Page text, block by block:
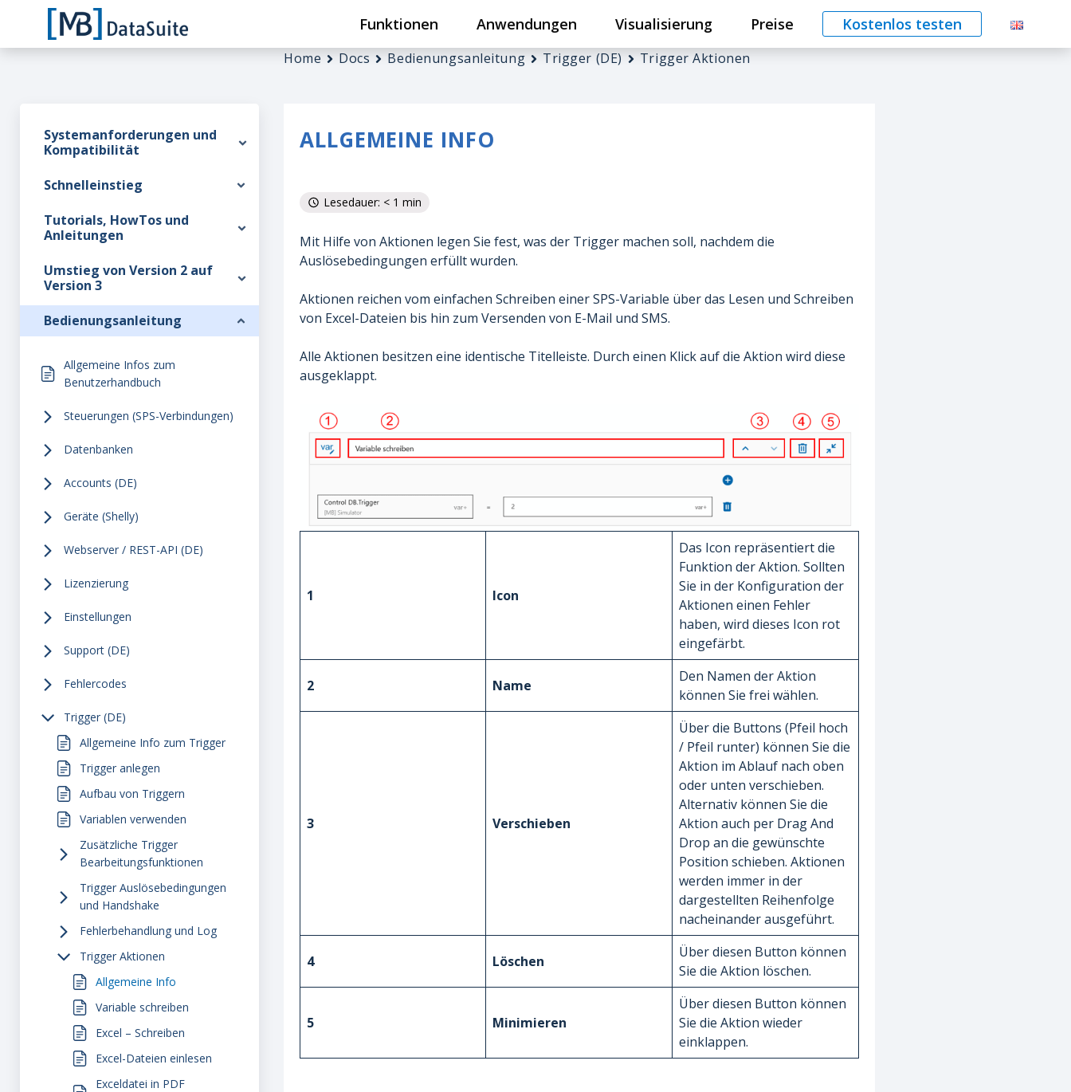
Funktionen Anwendungen Visualisierung Preise Kostenlos testen
Systemanforderungen und
Kompatibilität
Schnelleinstieg
Tutorials, HowTos und
Anleitungen
Umstieg von Version 2 auf
Version 3
Bedienungsanleitung
Allgemeine Infos zum
Benutzerhandbuch
Steuerungen (SPS-Verbindungen)
Datenbanken
Accounts (DE)
Geräte (Shelly)
Webserver / REST-API (DE)
Lizenzierung
Einstellungen
Support (DE)
Fehlercodes
Trigger (DE)
Allgemeine Info zum Trigger
Trigger anlegen
Aufbau von Triggern
Variablen verwenden
Zusätzliche Trigger
Bearbeitungsfunktionen
Trigger Auslösebedingungen
und Handshake
Fehlerbehandlung und Log
Trigger Aktionen
Allgemeine Info
Variable schreiben
Excel – Schreiben
Excel-Dateien einlesen
Exceldatei in PDF
Home Docs Bedienungsanleitung Trigger (DE) Trigger Aktionen
ALLGEMEINE INFO
Lesedauer: < 1 min
Mit Hilfe von Aktionen legen Sie fest, was der Trigger machen soll, nachdem die
Auslösebedingungen erfüllt wurden.
Aktionen reichen vom einfachen Schreiben einer SPS-Variable über das Lesen und Schreiben
von Excel-Dateien bis hin zum Versenden von E-Mail und SMS.
Alle Aktionen besitzen eine identische Titelleiste. Durch einen Klick auf die Aktion wird diese
ausgeklappt.
1 Icon
Das Icon repräsentiert die
Funktion der Aktion. Sollten
Sie in der Konfiguration der
Aktionen einen Fehler
haben, wird dieses Icon rot
eingefärbt.
2 Name
Den Namen der Aktion
können Sie frei wählen.
3 Verschieben
Über die Buttons (Pfeil hoch
/ Pfeil runter) können Sie die
Aktion im Ablauf nach oben
oder unten verschieben.
Alternativ können Sie die
Aktion auch per Drag And
Drop an die gewünschte
Position schieben. Aktionen
werden immer in der
dargestellten Reihenfolge
nacheinander ausgeführt.
4 Löschen
Über diesen Button können
Sie die Aktion löschen.
5 Minimieren
Über diesen Button können
Sie die Aktion wieder
einklappen.